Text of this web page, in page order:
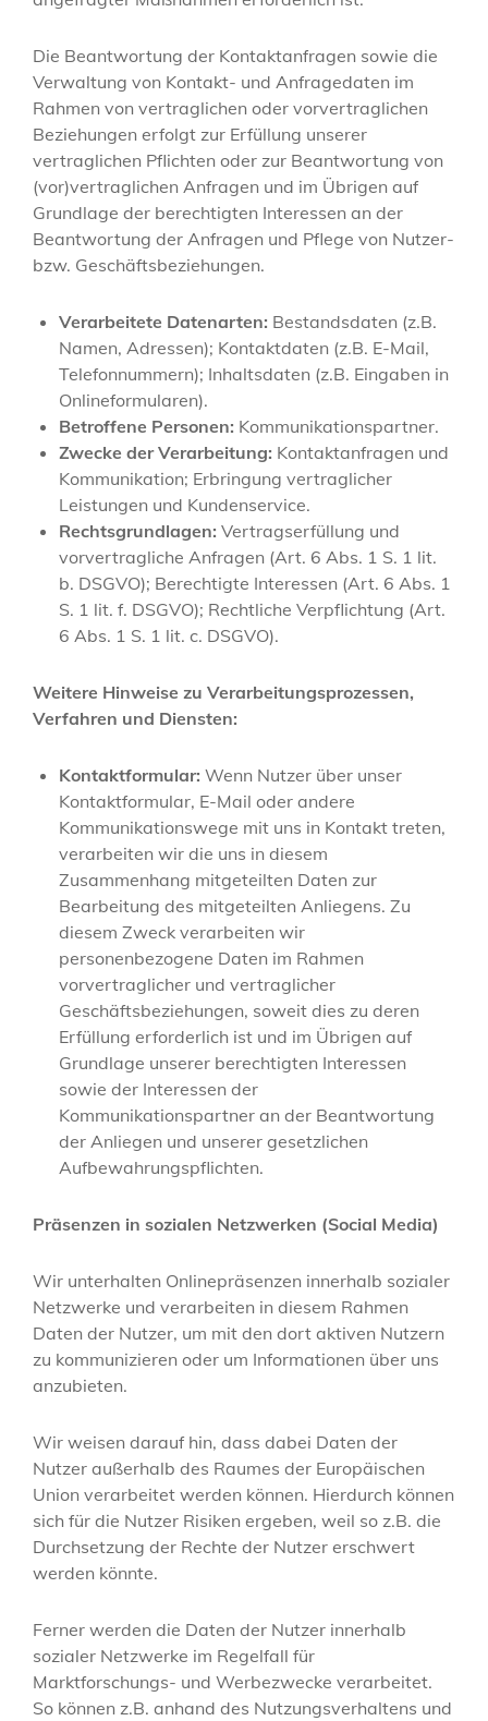
Die Beantwortung der Kontaktanfragen sowie die
Verwaltung von Kontakt- und Anfragedaten im
Rahmen von vertraglichen oder vorvertraglichen
Beziehungen erfolgt zur Erfüllung unserer
vertraglichen Pflichten oder zur Beantwortung von
(vor)vertraglichen Anfragen und im Übrigen auf
Grundlage der berechtigten Interessen an der
Beantwortung der Anfragen und Pflege von Nutzer-
bzw. Geschäftsbeziehungen.
Verarbeitete Datenarten: Bestandsdaten (z.B.
Namen, Adressen); Kontaktdaten (z.B. E-Mail,
Telefonnummern); Inhaltsdaten (z.B. Eingaben in
Onlineformularen).
Betroffene Personen: Kommunikationspartner.
Zwecke der Verarbeitung: Kontaktanfragen und
Kommunikation; Erbringung vertraglicher
Leistungen und Kundenservice.
Rechtsgrundlagen: Vertragserfüllung und
vorvertragliche Anfragen (Art. 6 Abs. 1 S. 1 lit.
b. DSGVO); Berechtigte Interessen (Art. 6 Abs. 1
S. 1 lit. f. DSGVO); Rechtliche Verpflichtung (Art.
6 Abs. 1 S. 1 lit. c. DSGVO).
Weitere Hinweise zu Verarbeitungsprozessen,
Verfahren und Diensten:
Kontaktformular: Wenn Nutzer über unser
Kontaktformular, E-Mail oder andere
Kommunikationswege mit uns in Kontakt treten,
verarbeiten wir die uns in diesem
Zusammenhang mitgeteilten Daten zur
Bearbeitung des mitgeteilten Anliegens. Zu
diesem Zweck verarbeiten wir
personenbezogene Daten im Rahmen
vorvertraglicher und vertraglicher
Geschäftsbeziehungen, soweit dies zu deren
Erfüllung erforderlich ist und im Übrigen auf
Grundlage unserer berechtigten Interessen
sowie der Interessen der
Kommunikationspartner an der Beantwortung
der Anliegen und unserer gesetzlichen
Aufbewahrungspflichten.
Präsenzen in sozialen Netzwerken (Social Media)
Wir unterhalten Onlinepräsenzen innerhalb sozialer
Netzwerke und verarbeiten in diesem Rahmen
Daten der Nutzer, um mit den dort aktiven Nutzern
zu kommunizieren oder um Informationen über uns
anzubieten.
Wir weisen darauf hin, dass dabei Daten der
Nutzer außerhalb des Raumes der Europäischen
Union verarbeitet werden können. Hierdurch können
sich für die Nutzer Risiken ergeben, weil so z.B. die
Durchsetzung der Rechte der Nutzer erschwert
werden könnte.
Ferner werden die Daten der Nutzer innerhalb
sozialer Netzwerke im Regelfall für
Marktforschungs- und Werbezwecke verarbeitet.
So können z.B. anhand des Nutzungsverhaltens und